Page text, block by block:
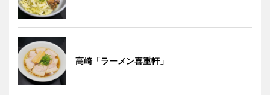
高崎「ラーメン喜重軒」